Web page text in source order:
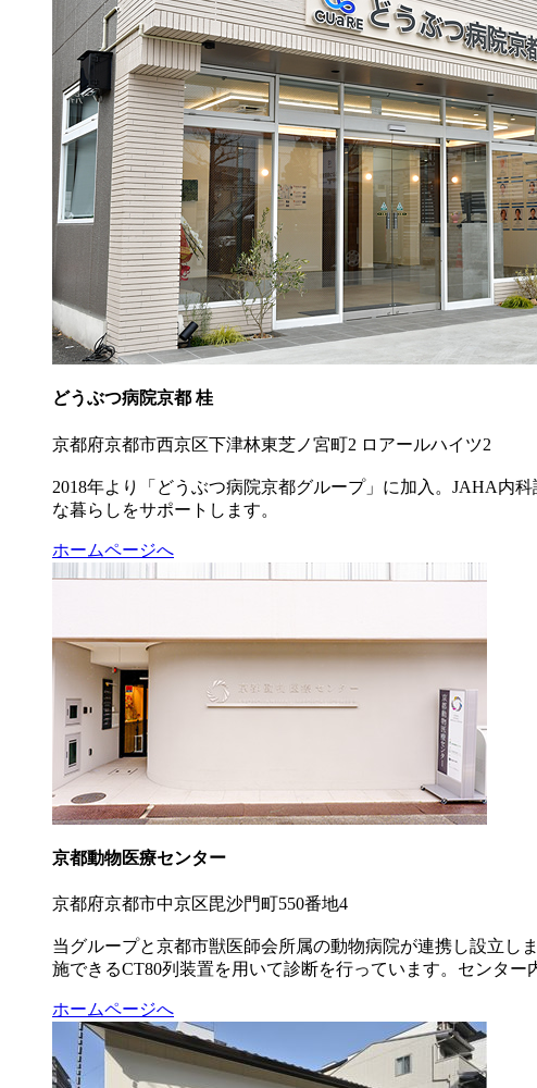
どうぶつ病院京都 桂
京都府京都市西京区下津林東芝ノ宮町2 ロアールハイツ2
2018年より「どうぶつ病院京都グループ」に加入。JAHA内
な暮らしをサポートします。
ホームページへ
京都動物医療センター
京都府京都市中京区毘沙門町550番地4
当グループと京都市獣医師会所属の動物病院が連携し設立し
施できるCT80列装置を用いて診断を行っています。センタ
ホームページへ